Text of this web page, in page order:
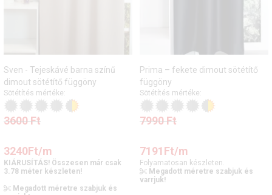
Sven - Tejeskávé barna színű
dimout sötétítő függöny
Sötétítés mértéke:
3600Ft
3240Ft/m
KIÁRUSÍTÁS! Összesen már csak
3.78 méter készleten!
Megadott méretre szabjuk és
Prima – fekete dimout sötétítő
függöny
Sötétítés mértéke:
7990Ft
7191Ft/m
Folyamatosan készleten.
Megadott méretre szabjuk és
varrjuk!